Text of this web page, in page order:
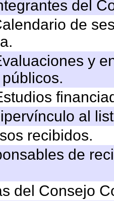
del
de
y
al
recibidos.
de
del Consejo